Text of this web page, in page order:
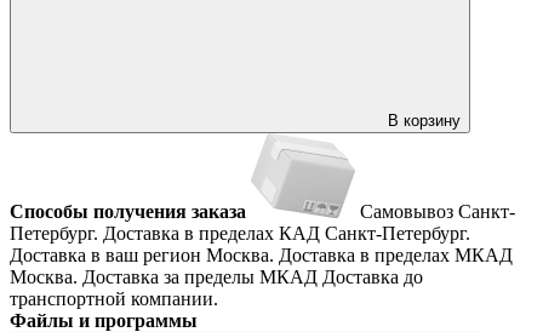
В корзину
Способы получения заказа Самовывоз Санкт-
Петербург. Доставка в пределах КАД Санкт-Петербург.
Доставка в ваш регион Москва. Доставка в пределах МКАД
Москва. Доставка за пределы МКАД Доставка до
транспортной компании.
Файлы и программы